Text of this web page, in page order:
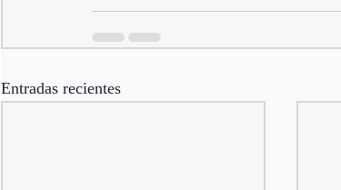
Entradas recientes